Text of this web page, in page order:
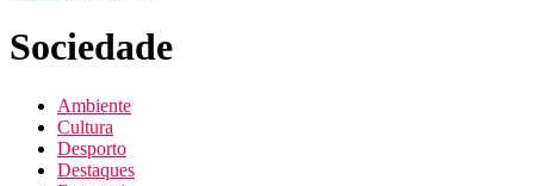
Sociedade
Ambiente
Cultura
Desporto
Destaques